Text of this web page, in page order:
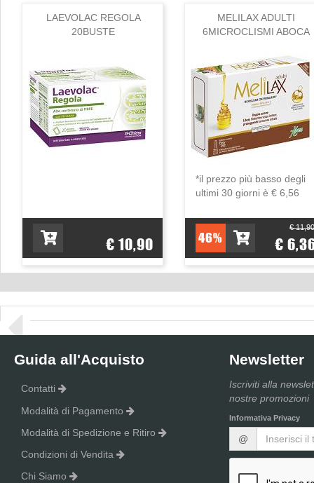
LAEVOLAC REGOLA
20BUSTE
€ 10,90
MELILAX ADULTI
6MICROCLISMI ABOCA
*il prezzo più basso degli
ultimi 30 giorni è € 6,56
46%
€ 11,90
€
Guida all'Acquisto
Contatti
Modalità di Pagamento
Modalità di Spedizione e Ritiro
Condizioni di Vendita
Chi Siamo
Newsletter
Iscriviti alla
nostre promozioni
Informativa Privacy
@